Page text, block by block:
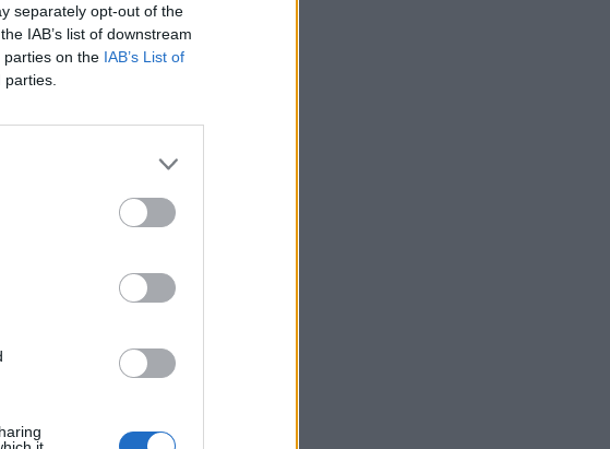
separately opt-out of the
IAB’s list of downstream
parties on the IAB’s List of